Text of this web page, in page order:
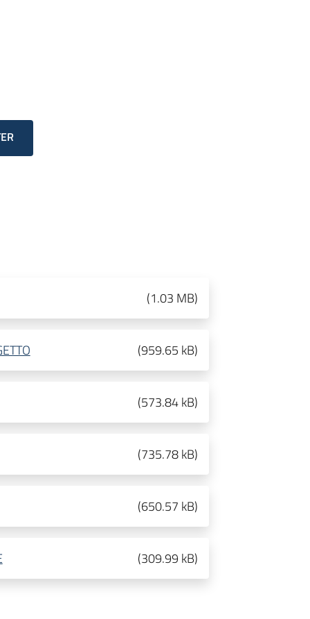
(1.03 MB)
(959.65 kB)
(573.84 kB)
(735.78 kB)
(650.57 kB)
(309.99 kB)